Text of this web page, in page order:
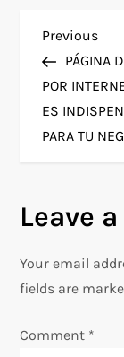
P
o
s
n
a
v
i
Previous
Post
Previous
PÁGINA
POR
ES
PARA TU
Leave
Your email
fields are
Comment *